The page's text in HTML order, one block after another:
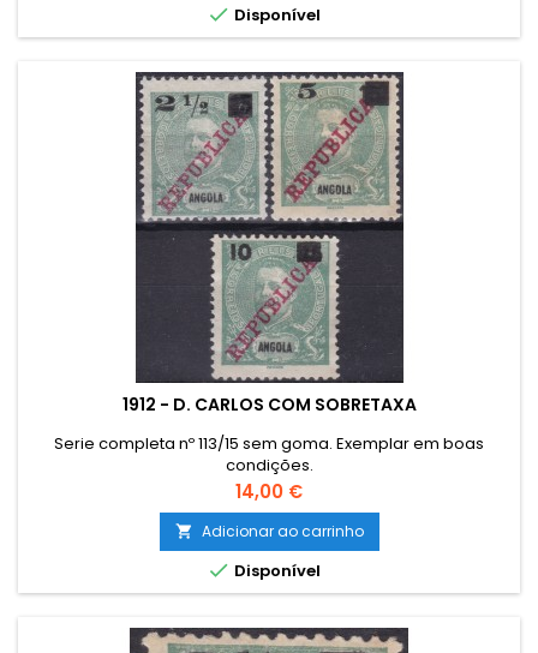
 Disponível
1912 - D. CARLOS COM SOBRETAXA
Serie completa nº 113/15 sem goma. Exemplar em boas
condições.
Preço
14,00 €
 Adicionar ao carrinho
 Disponível